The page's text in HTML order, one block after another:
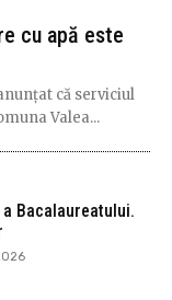
cu apă este
că serviciul
Valea...
a Bacalaureatului.